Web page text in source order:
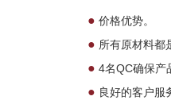
● 价格优势。
● 所有原材料都
● 4名QC确保产
● 良好的客户服